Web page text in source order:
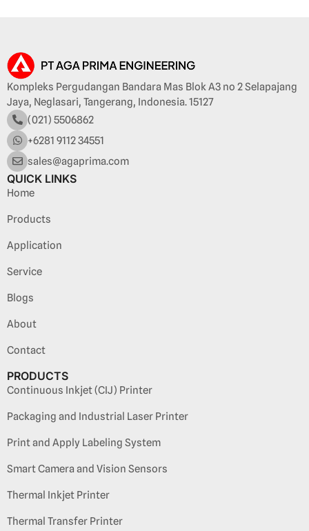
Kompleks Pergudangan Bandara Mas Blok A3 no 2 Selapajang
Jaya, Neglasari, Tangerang, Indonesia. 15127
(021) 5506862
+6281 9112 34551
sales@agaprima.com
QUICK LINKS
Home
Products
Application
Service
Blogs
About
Contact
PRODUCTS
Continuous Inkjet (CIJ) Printer
Packaging and Industrial Laser Printer
Print and Apply Labeling System
Smart Camera and Vision Sensors
Thermal Inkjet Printer
Thermal Transfer Printer